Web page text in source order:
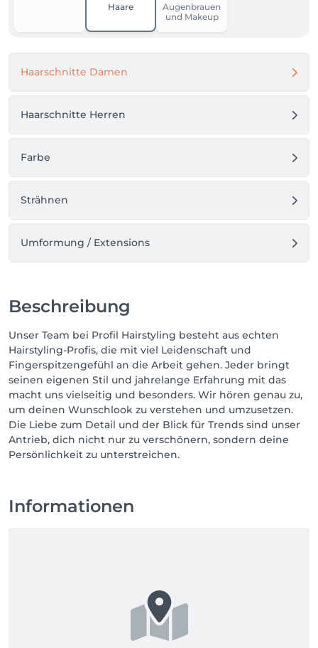
Haare
Augenbrauen
und Makeup
Haarschnitte Damen
Haarschnitte Herren
Farbe
Strähnen
Umformung / Extensions
Beschreibung
Unser Team bei Profil Hairstyling besteht aus echten
Hairstyling-Profis, die mit viel Leidenschaft und
Fingerspitzengefühl an die Arbeit gehen. Jeder bringt
seinen eigenen Stil und jahrelange Erfahrung mit das
macht uns vielseitig und besonders. Wir hören genau zu,
um deinen Wunschlook zu verstehen und umzusetzen.
Die Liebe zum Detail und der Blick für Trends sind unser
Antrieb, dich nicht nur zu verschönern, sondern deine
Persönlichkeit zu unterstreichen.
Informationen